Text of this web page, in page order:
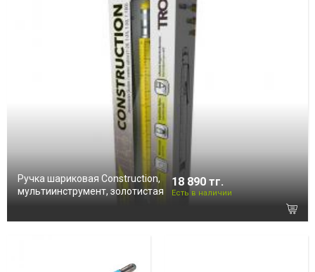
Ручка шариковая Construction,
мультиинструмент, золотистая
18 890 тг.
Есть в наличии